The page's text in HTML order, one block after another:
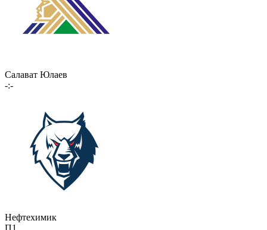
Салават Юлаев
-:-
Нефтехимик